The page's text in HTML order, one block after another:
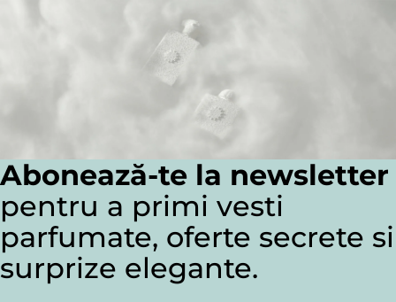
Abonează-te la newsletter
pentru a primi vesti
parfumate, oferte secrete si
surprize elegante.